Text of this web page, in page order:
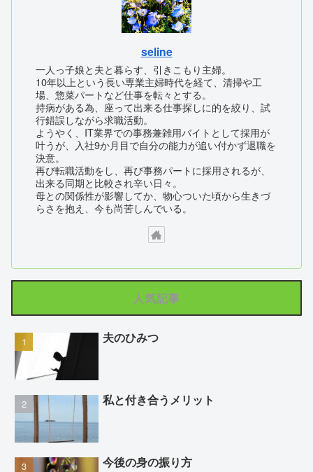
seline
一人っ子娘と夫と暮らす、引きこもり主婦。
10年以上という長い専業主婦時代を経て、清掃や工
場、惣菜パートなど仕事を転々とする。
持病がある為、座って出来る仕事探しに的を絞り、試
行錯誤しながら求職活動。
ようやく、IT業界での事務兼雑用バイトとして採用が
叶うが、入社9か月目で自分の能力が追い付かず退職を
決意。
再び転職活動をし、再び事務パートに採用されるが、
出来る同期と比較され辛い日々。
母との関係性が影響してか、物心ついた頃から生きづ
らさを抱え、今も尚苦しんでいる。
人気記事
夫のひみつ
私と付き合うメリット
今後の身の振り方